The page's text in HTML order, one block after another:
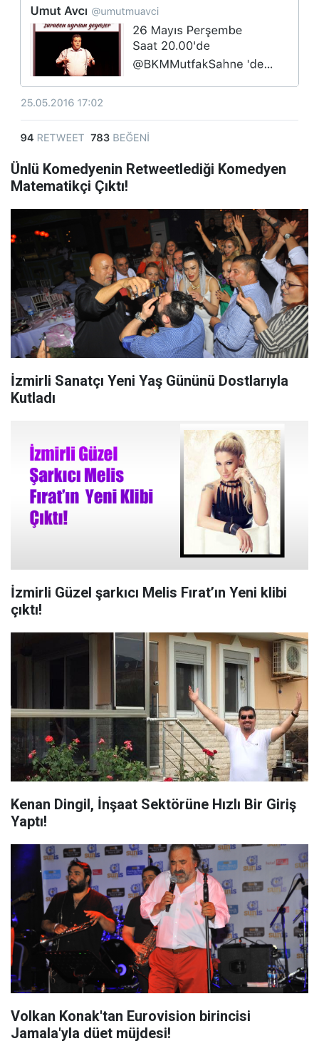
Ünlü Komedyenin Retweetlediği Komedyen
Matematikçi Çıktı!
İzmirli Sanatçı Yeni Yaş Gününü Dostlarıyla
Kutladı
İzmirli Güzel şarkıcı Melis Fırat’ın Yeni klibi
çıktı!
Kenan Dingil, İnşaat Sektörüne Hızlı Bir Giriş
Yaptı!
Volkan Konak'tan Eurovision birincisi
Jamala'yla düet müjdesi!